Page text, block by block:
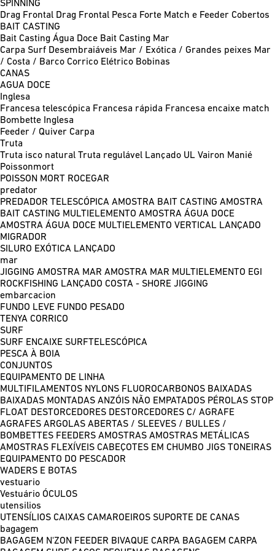
SPINNING
Drag Frontal Drag Frontal Pesca Forte Match e Feeder Cobertos
BAIT CASTING
Bait Casting Água Doce Bait Casting Mar
Carpa Surf Desembraiáveis Mar / Exótica / Grandes peixes Mar
/ Costa / Barco Corrico Elétrico Bobinas
CANAS
AGUA DOCE
Inglesa
Francesa telescópica Francesa rápida Francesa encaixe match
Bombette Inglesa
Feeder / Quiver Carpa
Truta
Truta isco natural Truta regulável Lançado UL Vairon Manié
Poissonmort
POISSON MORT ROCEGAR
predator
PREDADOR TELESCÓPICA AMOSTRA BAIT CASTING AMOSTRA
BAIT CASTING MULTIELEMENTO AMOSTRA ÁGUA DOCE
AMOSTRA ÁGUA DOCE MULTIELEMENTO VERTICAL LANÇADO
MIGRADOR
SILURO EXÓTICA LANÇADO
mar
JIGGING AMOSTRA MAR AMOSTRA MAR MULTIELEMENTO EGI
ROCKFISHING LANÇADO COSTA - SHORE JIGGING
embarcacion
FUNDO LEVE FUNDO PESADO
TENYA CORRICO
SURF
SURF ENCAIXE SURFTELESCÓPICA
PESCA À BOIA
CONJUNTOS
EQUIPAMENTO DE LINHA
MULTIFILAMENTOS NYLONS FLUOROCARBONOS BAIXADAS
BAIXADAS MONTADAS ANZÓIS NÃO EMPATADOS PÉROLAS STOP
FLOAT DESTORCEDORES DESTORCEDORES C/ AGRAFE
AGRAFES ARGOLAS ABERTAS / SLEEVES / BULLES /
BOMBETTES FEEDERS AMOSTRAS AMOSTRAS METÁLICAS
AMOSTRAS FLEXÍVEIS CABEÇOTES EM CHUMBO JIGS TONEIRAS
EQUIPAMENTO DO PESCADOR
WADERS E BOTAS
vestuario
Vestuário ÓCULOS
utensilios
UTENSÍLIOS CAIXAS CAMAROEIROS SUPORTE DE CANAS
bagagem
BAGAGEM N'ZON FEEDER BIVAQUE CARPA BAGAGEM CARPA